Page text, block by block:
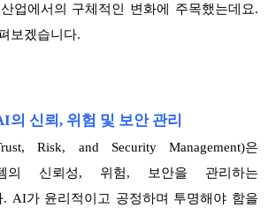
업에서의 구체적인 변화에 주목했는데요.
보겠습니다.
신뢰, 위험 및 보안 관리
Risk, and Security Management)은
의 신뢰성, 위험, 보안을 관리하는
. AI가 윤리적이고 공정하며 투명해야 함을